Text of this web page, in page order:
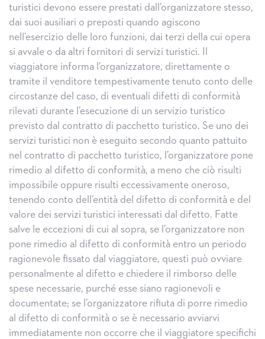
turistici devono essere prestati dall’organizzatore stesso,
dai suoi ausiliari o preposti quando agiscono
nell’esercizio delle loro funzioni, dai terzi della cui opera
si avvale o da altri fornitori di servizi turistici. Il
viaggiatore informa l’organizzatore, direttamente o
tramite il venditore tempestivamente tenuto conto delle
circostanze del caso, di eventuali difetti di conformità
rilevati durante l’esecuzione di un servizio turistico
previsto dal contratto di pacchetto turistico. Se uno dei
servizi turistici non è eseguito secondo quanto pattuito
nel contratto di pacchetto turistico, l’organizzatore pone
rimedio al difetto di conformità, a meno che ciò risulti
impossibile oppure risulti eccessivamente oneroso,
tenendo conto dell’entità del difetto di conformità e del
valore dei servizi turistici interessati dal difetto. Fatte
salve le eccezioni di cui al sopra, se l’organizzatore non
pone rimedio al difetto di conformità entro un periodo
ragionevole fissato dal viaggiatore, questi può ovviare
personalmente al difetto e chiedere il rimborso delle
spese necessarie, purché esse siano ragionevoli e
documentate; se l’organizzatore rifiuta di porre rimedio
al difetto di conformità o se è necessario avviarvi
immediatamente non occorre che il viaggiatore specifichi